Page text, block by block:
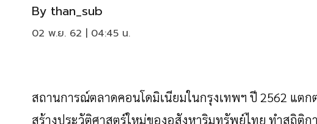
By than_sub
02 พ.ย. 62 | 04:45 น.
สถานการณ์ตลาดคอนโดมิเนียมในกรุงเทพฯปี2562 แตก
สร้างประวัติศาสตร์ใหม่ของอสังหาริมทรัพย์ไทยทำสถิติก